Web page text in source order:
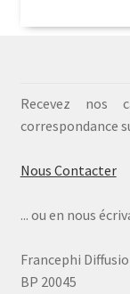
Recevez nos
correspondance
Nous Contacter
... ou en nous
Francephi
BP 20045